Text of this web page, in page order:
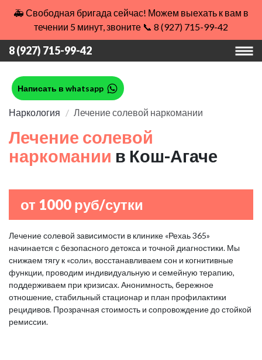
🚑 Свободная бригада сейчас! Можем выехать к вам в
течении 5 минут, звоните 📞 8 (927) 715-99-42
8 (927) 715-99-42
Написать в whatsapp
Наркология Лечение солевой наркомании
Лечение солевой
наркомании в Кош-Агаче
от 1000 руб/сутки
Лечение солевой зависимости в клинике «Рехаь 365»
начинается с безопасного детокса и точной диагностики. Мы
снижаем тягу к «соли», восстанавливаем сон и когнитивные
функции, проводим индивидуальную и семейную терапию,
поддерживаем при кризисах. Анонимность, бережное
отношение, стабильный стационар и план профилактики
рецидивов. Прозрачная стоимость и сопровождение до стойкой
ремиссии.